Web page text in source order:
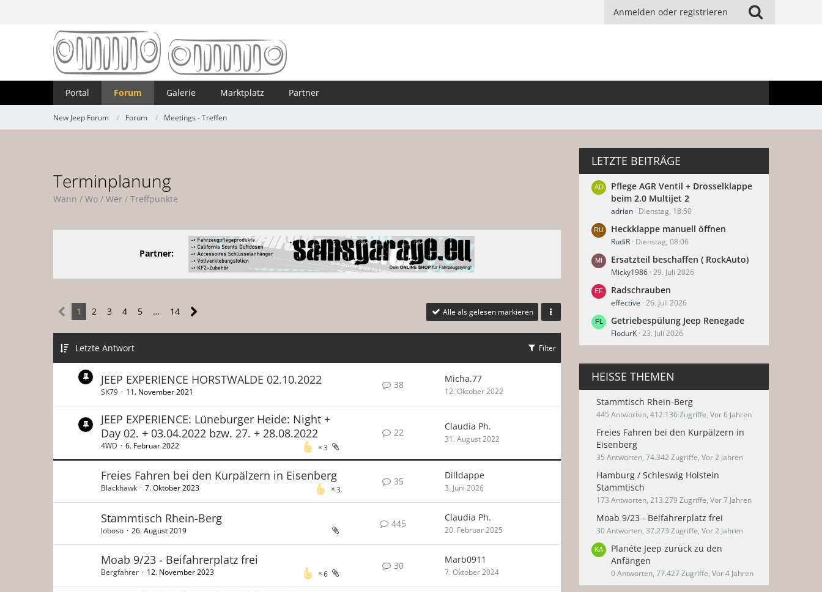
Anmelden oder registrieren
Portal Forum Galerie Marktplatz Partner
New Jeep Forum Forum Meetings - Treffen
Terminplanung
Wann / Wo / Wer / Treffpunkte
Partner:
1 2 3 4 5 … 14 Alle als gelesen markieren
Letzte Antwort Filter
JEEP EXPERIENCE HORSTWALDE 02.10.2022
SK79 11. November 2021
38
Micha.77
12. Oktober 2022
JEEP EXPERIENCE: Lüneburger Heide: Night +
Day 02. + 03.04.2022 bzw. 27. + 28.08.2022
3
4WD 6. Februar 2022
22
Claudia Ph.
31. August 2022
Freies Fahren bei den Kurpälzern in Eisenberg
3
Blackhawk 7. Oktober 2023
35
Dilldappe
3. Juni 2026
Stammtisch Rhein-Berg
loboso 26. August 2019
445
Claudia Ph.
20. Februar 2025
Moab 9/23 - Beifahrerplatz frei
6
Bergfahrer 12. November 2023
30
Marb0911
7. Oktober 2024
LETZTE BEITRÄGE
Pflege AGR Ventil + Drosselklappe
beim 2.0 Multijet 2
adrian Dienstag, 18:50
Heckklappe manuell öffnen
RudiR Dienstag, 08:06
Ersatzteil beschaffen ( RockAuto)
Micky1986 29. Juli 2026
Radschrauben
effective 26. Juli 2026
Getriebespülung Jeep Renegade
FlodurK 23. Juli 2026
HEISSE THEMEN
Stammtisch Rhein-Berg
445 Antworten, 412.136 Zugriffe, Vor 6 Jahren
Freies Fahren bei den Kurpälzern in
Eisenberg
35 Antworten, 74.342 Zugriffe, Vor 2 Jahren
Hamburg / Schleswig Holstein
Stammtisch
173 Antworten, 213.279 Zugriffe, Vor 7 Jahren
Moab 9/23 - Beifahrerplatz frei
30 Antworten, 37.273 Zugriffe, Vor 2 Jahren
Planéte Jeep zurück zu den
Anfängen
0 Antworten, 77.427 Zugriffe, Vor 4 Jahren